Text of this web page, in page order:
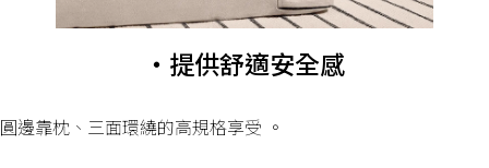
・提供舒適安全感
圓邊靠枕、三面環繞的高規格享受 。